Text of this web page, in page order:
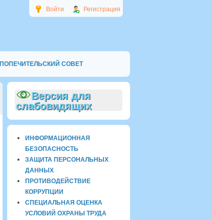
Войти Регистрация
ПОПЕЧИТЕЛЬСКИЙ СОВЕТ
Версия для
слабовидящих
ИНФОРМАЦИОННАЯ
БЕЗОПАСНОСТЬ
ЗАЩИТА ПЕРСОНАЛЬНЫХ
ДАННЫХ
ПРОТИВОДЕЙСТВИЕ
КОРРУПЦИИ
СПЕЦИАЛЬНАЯ ОЦЕНКА
УСЛОВИЙ ОХРАНЫ ТРУДА